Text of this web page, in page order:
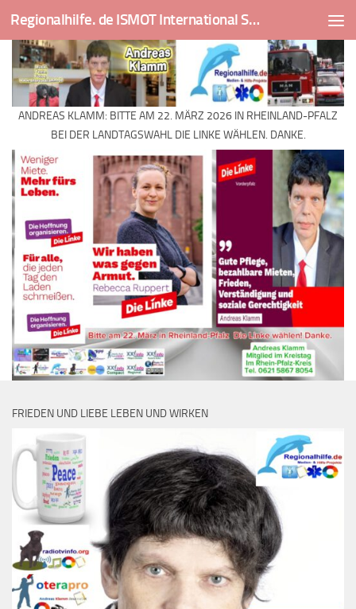
Skip to content Regionalhilfe. de ISMOT International Social And Medical Outreach Team
ANDREAS KLAMM: BITTE AM 22. MÄRZ 2026 IN RHEINLAND-PFALZ
BEI DER LANDTAGSWAHL DIE LINKE WÄHLEN. DANKE.
FRIEDEN UND LIEBE LEBEN UND WIRKEN